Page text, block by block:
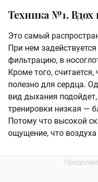
Техника №1.
Это самый
При нем
фильтрацию, в
Кроме того,
полезно для сердца.
вид дыхания
тренировки низкая —
Потому что высокой
ощущение, что воздуха